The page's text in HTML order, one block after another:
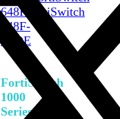
648F FortiSwitch
648F-
FPOE
FortiSwitch
1000
Series